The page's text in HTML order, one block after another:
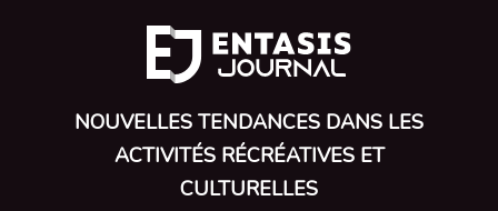
NOUVELLES TENDANCES DANS LES
ACTIVITÉS RÉCRÉATIVES ET
CULTURELLES